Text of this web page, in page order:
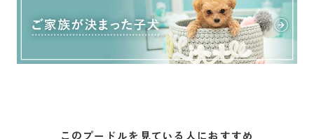
このプードルを見ている人におすすめ